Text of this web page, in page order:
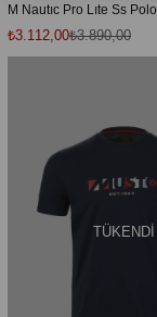
M Nautıc Pro Lıte Ss Polo
₺3.112,00₺3.890,00
TÜKENDI